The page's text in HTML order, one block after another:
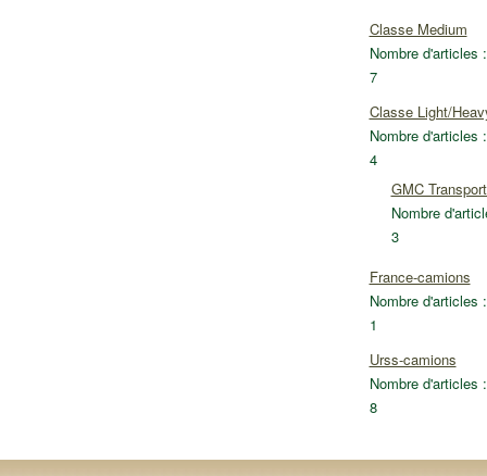
Classe Medium
Nombre d'articles :
7
Classe Light/
Nombre d'articles :
4
GMC
Nombre
3
France-camions
Nombre d'articles :
1
Urss-camions
Nombre d'articles :
8